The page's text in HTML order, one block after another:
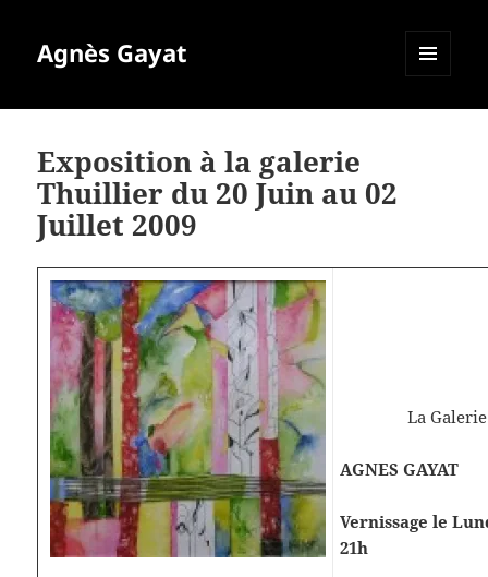
Agnès Gayat
Exposition à la galerie
Thuillier du 20 Juin au 02
Juillet 2009
La
AGNES GAYAT
Vernissage le
21h